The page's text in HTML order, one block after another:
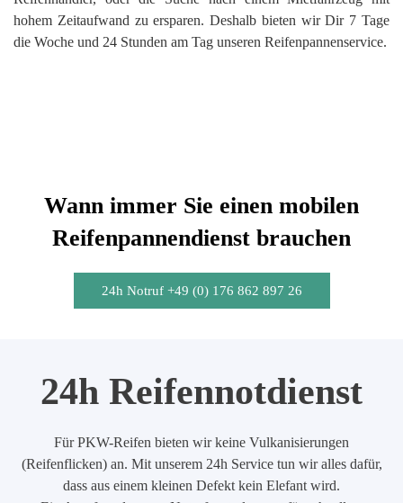
hohem Zeitaufwand zu ersparen. Deshalb bieten wir Dir 7 Tage
die Woche und 24 Stunden am Tag unseren Reifenpannenservice.
Wann immer Sie einen mobilen
Reifenpannendienst brauchen
24h Notruf +49 (0) 176 862 897 26
24h Reifennotdienst
Für PKW-Reifen bieten wir keine Vulkanisierungen
(Reifenflicken) an. Mit unserem 24h Service tun wir alles dafür,
dass aus einem kleinen Defekt kein Elefant wird.